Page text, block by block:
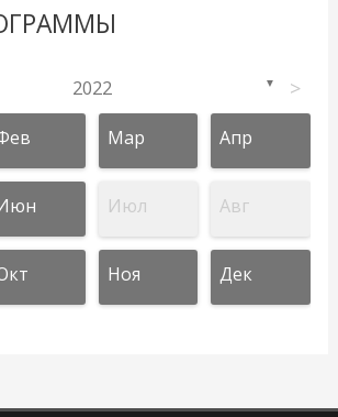
2022 ▼ >
Мар Апр
Июл Авг
Ноя Дек